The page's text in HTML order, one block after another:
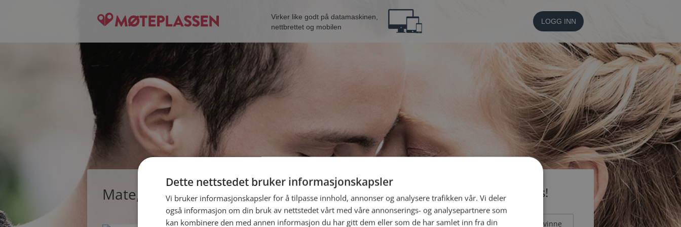
Virker like godt på datamaskinen,
nettbrettet og mobilen
LOGG INN
Mate, single kvinne fra Kristiansund Bli medlem gratis!
Jeg er en: Mann Kvinne
Dette nettstedet bruker informasjonskapsler
Vi bruker informasjonskapsler for å tilpasse innhold, annonser og analysere trafikken vår. Vi deler
også informasjon om din bruk av nettstedet vårt med våre annonserings- og analysepartnere som
kan kombinere den med annen informasjon du har gitt dem eller som de har samlet inn fra din